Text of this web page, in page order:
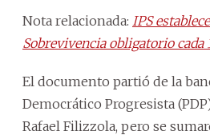
Nota relacionada: IPS
Sobrevivencia obligatorio cada
El documento partió de la
Democrático Progresista
Rafael Filizzola, pero se